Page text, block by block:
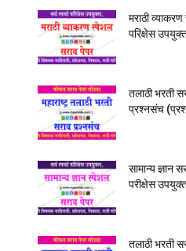
मराठी
परिक्षेस
तलाठी भरती
प्रश्नसंच
सामान्य ज्ञान
परीक्षेस
तलाठी भरती